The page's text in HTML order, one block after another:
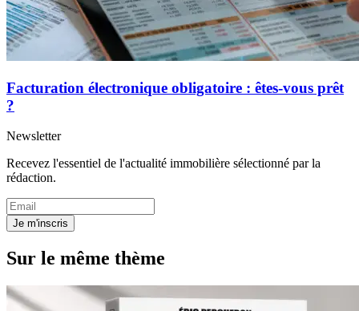
Facturation électronique obligatoire : êtes-vous prêt
?
Newsletter
Recevez l'essentiel de l'actualité immobilière sélectionné par la
rédaction.
Je m'inscris
Sur le même thème